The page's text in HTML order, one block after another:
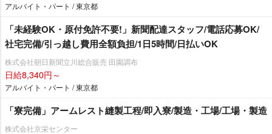
アルバイト・パート / 東京都
「未経験OK・原付免許不要!」新聞配達スタッフ/電話応募OK/
社宅完備/引っ越し費用全額負担/1日5時間/日払いOK
株式会社朝日新聞立川総合販売 田園調布
日給8,340円～
アルバイト・パート / 東京都
「寮完備」アームレスト縫製工程/即入寮/製造・工場/工場・製造
株式会社京栄センター